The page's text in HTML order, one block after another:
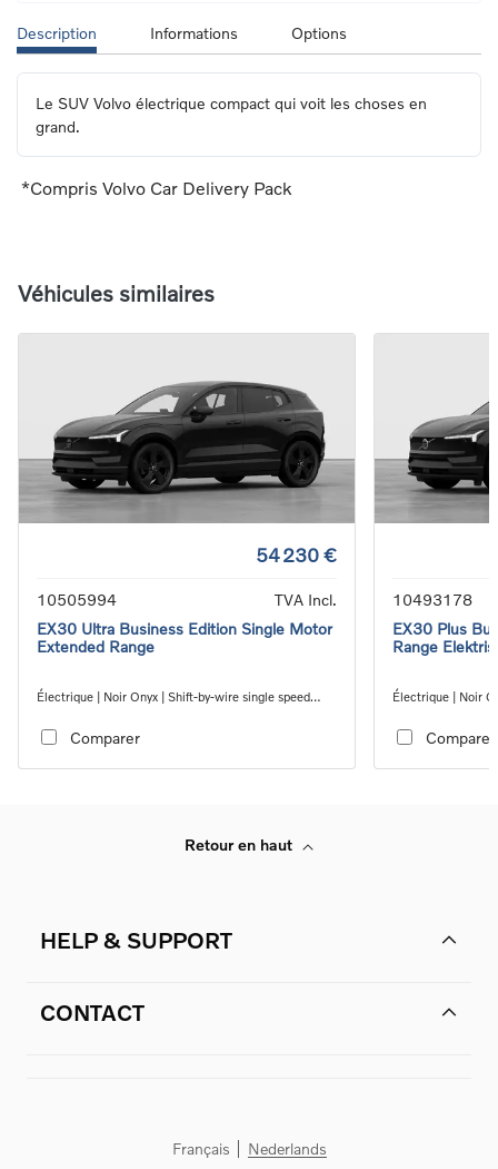
Description Informations Options
Le SUV Volvo électrique compact qui voit les choses en
grand.
*Compris Volvo Car Delivery Pack
Véhicules similaires
54 230 €
10505994
TVA Incl.
EX30 Ultra Business Edition Single Motor
Extended Range
Électrique | Noir Onyx | Shift-by-wire single speed
Comparer
10493178
EX30 Plus
Range
Électrique | Noir
Comparer
Retour en haut
HELP & SUPPORT
CONTACT
Français Nederlands